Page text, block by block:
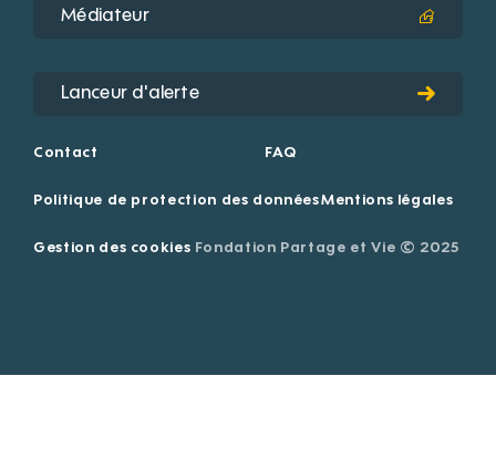
Médiateur
Lanceur d'alerte
Contact FAQ
Politique de protection des donnéesMentions légales
Gestion des cookies Fondation Partage et Vie © 2025